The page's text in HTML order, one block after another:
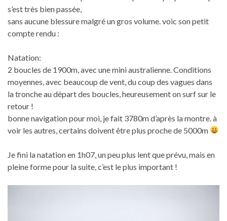
s’est très bien passée,
sans aucune blessure malgré un gros volume. voic son petit
compte rendu :
Natation:
2 boucles de 1900m, avec une mini australienne. Conditions
moyennes, avec beaucoup de vent, du coup des vagues dans
la tronche au départ des boucles, heureusement on surf sur le
retour !
bonne navigation pour moi, je fait 3780m d’après la montre. à
voir les autres, certains doivent être plus proche de 5000m
Je fini la natation en 1h07, un peu plus lent que prévu, mais en
pleine forme pour la suite, c’est le plus important !